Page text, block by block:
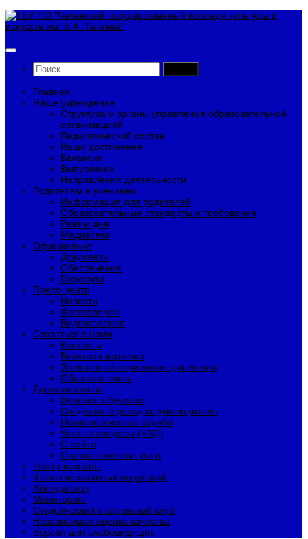
Перейти
к
Найти:
Главная
Наше учреждение
Структура и органы управления образовательной
организацией
Педагогический состав
Наши достижения
Вакансии
Выпускники
Направления деятельности
Родителям и ученикам
Информация для родителей
Образовательные стандарты и требования
Режим дня
Медиатека
Официально
Документы
Обеспечение
Госуслуги
Пресс-центр
Новости
Фотогалерея
Видеогалерея
Связаться с нами
Контакты
Визитная карточка
Электронная приемная директора
Обратная связь
Дополнительно
Целевое обучение
Сведения о доходах руководителя
Психологическая служба
Частые вопросы (FAQ)
О сайте
Оценка качества услуг
Центр карьеры
Школа креативных индустрий
Абитуриенту
Мониторинг
Студенческий спортивный клуб
Независимая оценка качества
Версия для слабовидящих